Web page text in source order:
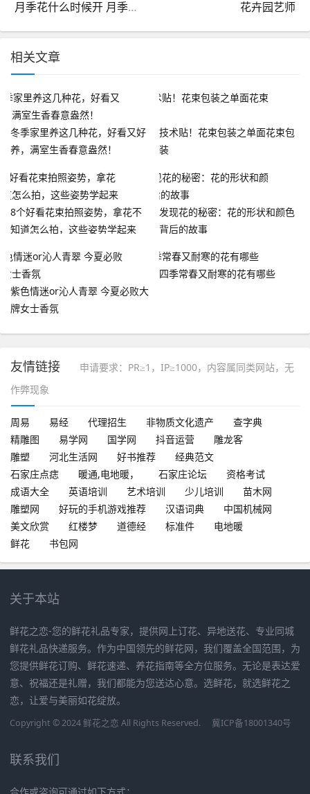
月季花什么时候开 月季花的开花时间 花卉园艺师
相关文章
冬季家里养这几种花，好看又好
养，满室生香春意盎然！
技术贴！花束包装之单面花束包
装
8个好看花束拍照姿势，拿花不
知道怎么拍，这些姿势学起来
发现花的秘密：花的形状和颜色
背后的故事
紫色情迷or沁人青翠 今夏必败大
牌女士香氛
四季常春又耐寒的花有哪些
友情链接
申请要求：PR≥1，IP≥1000，内容属同类网站，无
作弊现象
周易 易经 代理招生 非物质文化遗产
查字典
精雕图
易学网 国学网 抖音运营
雕龙客
雕塑
河北生活网 好书推荐
经典范文
石家庄点痣
暖通,电地暖， 石家庄论坛
资格考试
成语大全
英语培训 艺术培训 少儿培训
苗木网
雕塑网
好玩的手机游戏推荐 汉语词典
中国机械网
美文欣赏
红楼梦 道德经 标准件
电地暖
鲜花
书包网
关于本站
鲜花之恋-您的鲜花礼品专家，提供网上订花、异地送花、专业同城
鲜花礼品快递服务。作为中国领先的鲜花网，我们覆盖全国范围，为
您提供鲜花订购、鲜花速递、养花指南等全方位服务。无论是表达爱
意、祝福还是礼赠，我们都能为您送达心意。选鲜花，就选鲜花之
恋，让爱与美丽如花绽放。
Copyright © 2024 鲜花之恋 All Rights Reserved. 冀ICP备18001340号
联系我们